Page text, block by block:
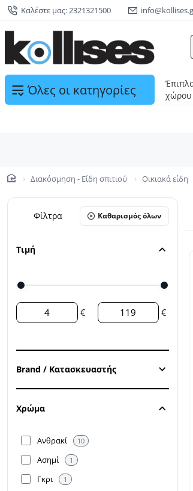
Καλέστε μας: 2321321500
Όλες οι κατηγορίες
χώρου
Διακόσμηση - Είδη σπιτιού Οικιακά είδη
Φίλτρα Καθαρισμός όλων
Τιμή
€ €
Brand / Κατασκευαστής
Χρώμα
Ανθρακί 10
Ασημί 1
Γκρι 1